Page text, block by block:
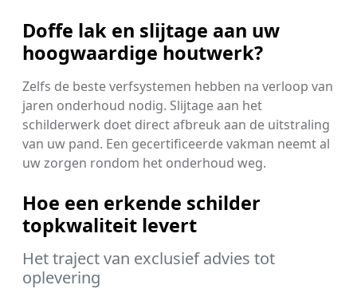
Doffe lak en slijtage aan uw
hoogwaardige houtwerk?
Zelfs de beste verfsystemen hebben na verloop van
jaren onderhoud nodig. Slijtage aan het
schilderwerk doet direct afbreuk aan de uitstraling
van uw pand. Een gecertificeerde vakman neemt al
uw zorgen rondom het onderhoud weg.
Hoe een erkende schilder
topkwaliteit levert
Het traject van exclusief advies tot
oplevering